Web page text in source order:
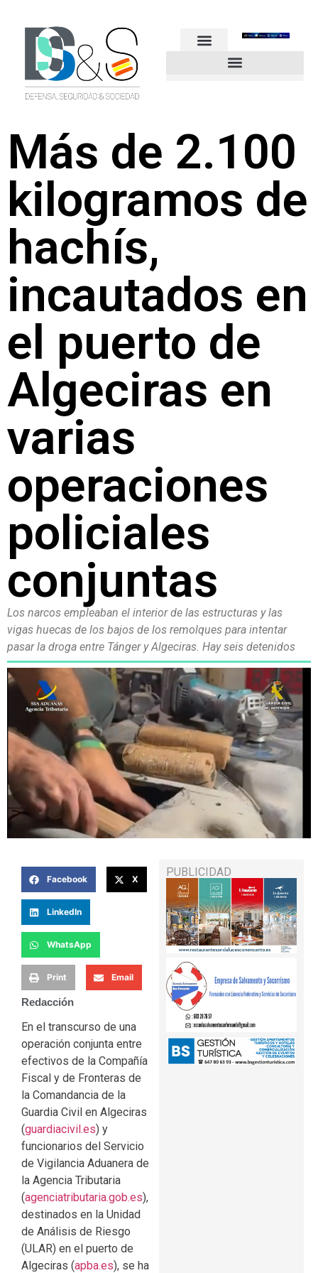
Más de 2.100
kilogramos de
hachís,
incautados en
el puerto de
Algeciras en
varias
operaciones
policiales
conjuntas
Los narcos empleaban el interior de las estructuras y las
vigas huecas de los bajos de los remolques para intentar
pasar la droga entre Tánger y Algeciras. Hay seis detenidos
Facebook X
LinkedIn
WhatsApp
Print Email
Redacción
En el transcurso de una
operación conjunta entre
efectivos de la Compañía
Fiscal y de Fronteras de
la Comandancia de la
Guardia Civil en Algeciras
(guardiacivil.es) y
funcionarios del Servicio
de Vigilancia Aduanera de
la Agencia Tributaria
(agenciatributaria.gob.es),
destinados en la Unidad
de Análisis de Riesgo
(ULAR) en el puerto de
Algeciras (apba.es), se ha
PUBLICIDAD